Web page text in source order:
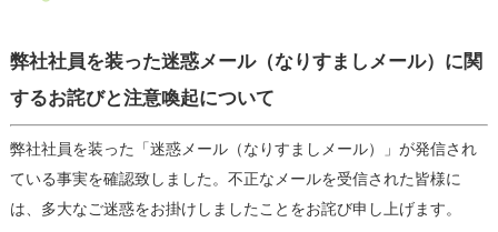
弊社社員を装った迷惑メール（なりすましメール）に関
するお詫びと注意喚起について
弊社社員を装った「迷惑メール（なりすましメール）」が発信され
ている事実を確認致しました。不正なメールを受信された皆様に
は、多大なご迷惑をお掛けしましたことをお詫び申し上げます。